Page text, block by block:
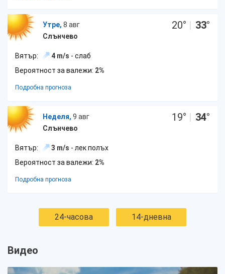
Утре, 8 авг
Слънчево
20° | 33°
Вятър: 4 m/s - слаб
Вероятност за валежи: 2%
Подробна прогноза
Неделя, 9 авг
Слънчево
19° | 34°
Вятър: 3 m/s - лек полъх
Вероятност за валежи: 2%
Подробна прогноза
24-часова 14-дневна
Видео